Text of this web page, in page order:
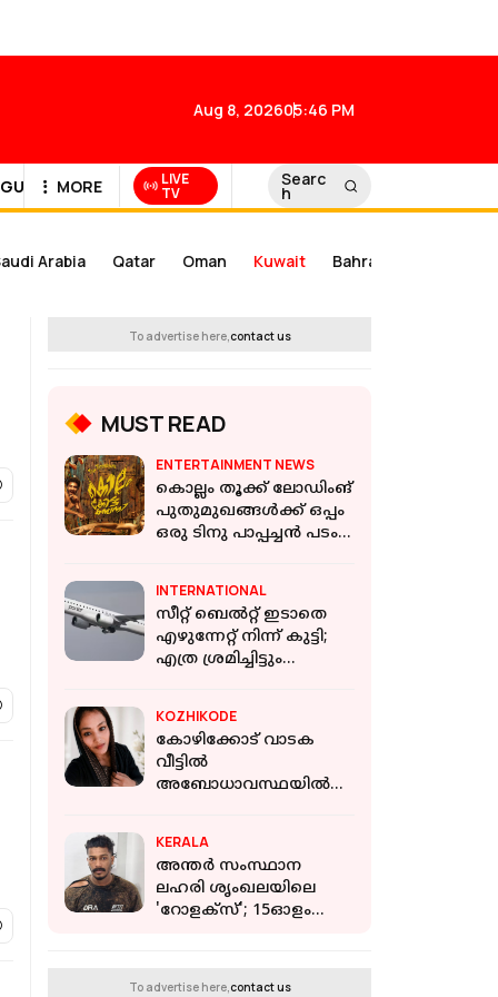
Aug 8, 202605:46 PM
GULF NEWS
MORE LIVE
TV
Searc
h
Arabia Qatar Oman Kuwait Bahrain
To advertise here,contact us
MUST READ
ENTERTAINMENT NEWS
കൊല്ലം തൂക്ക് ലോഡിംങ്
പുതുമുഖങ്ങൾക്ക് ഒപ്പം
ഒരു ടിനു പാപ്പച്ചൻ പടം;
INTERNATIONAL
സീറ്റ് ബെൽറ്റ് ഇടാതെ
എഴുന്നേറ്റ് നിന്ന് കുട്ടി;
എത്ര ശ്രമിച്ചിട്ടും
റദ്ദാക്കി
KOZHIKODE
കോഴിക്കോട് വാടക
വീട്ടില്‍
അബോധാവസ്ഥയില്‍
മരിച്ചു
KERALA
അന്തര്‍ സംസ്ഥാന
ലഹരി ശൃംഖലയിലെ
'റോളക്‌സ്'; 15ഓളം
To advertise here,contact us